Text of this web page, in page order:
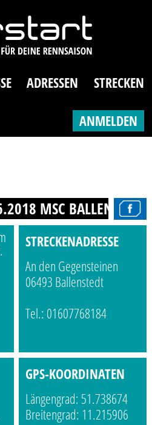
ADRESSEN STRECKEN
ANMELDEN
MSC BALLENSTEDT
STRECKENADRESSE
An den Gegensteinen
06493 Ballenstedt
Tel.: 01607768184
GPS-KOORDINATEN
Längengrad: 51.738674
Breitengrad: 11.215906